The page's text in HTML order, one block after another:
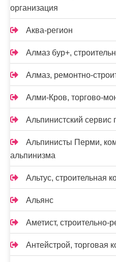
организация
Аква-регион
Алмаз бур+,
Алмаз, ремонтно-
Алми-Кров, торгово-
Альпинистский
Альпинисты Перми,
альпинизма
Альтус, строительная
Альянс
Аметист,
Антейстрой, торговая